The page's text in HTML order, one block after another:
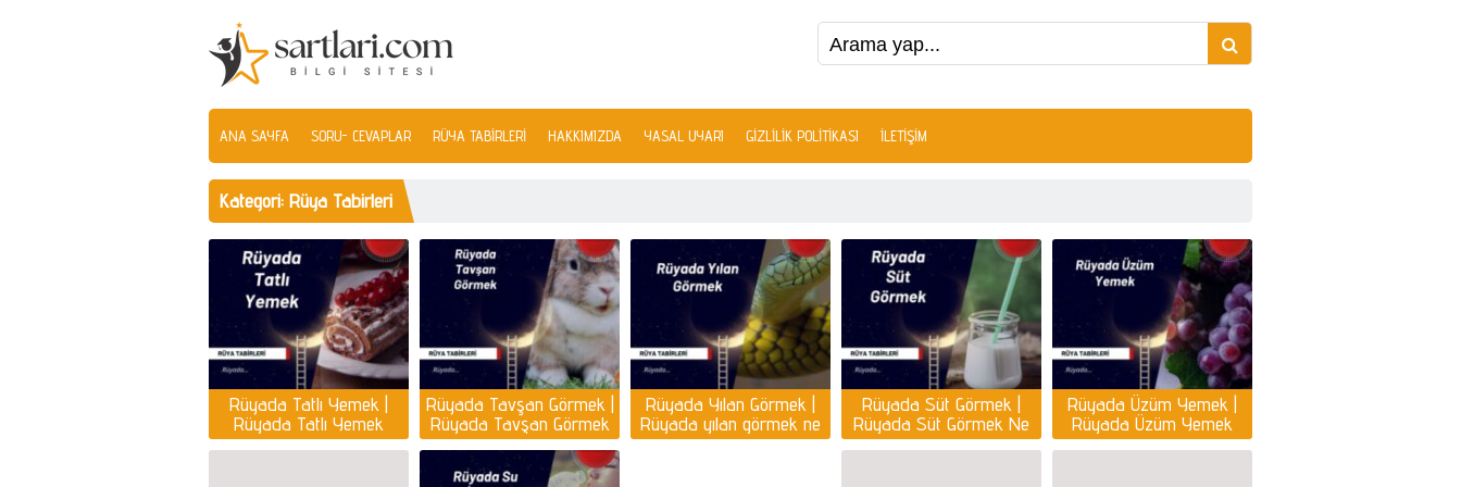
ANA SAYFA SORU- CEVAPLAR RÜYA TABIRLERI HAKKIMIZDA YASAL UYARI GIZLILIK POLITIKASI İLETIŞIM
Kategori: Rüya Tabirleri
Rüyada Tatlı Yemek |
Rüyada Tatlı Yemek
Nedir?
Rüyada Tavşan Görmek |
Rüyada Tavşan Görmek
Ne Anlama Gelir?
Rüyada Yılan Görmek |
Rüyada yılan görmek ne
anlama gelir?
Rüyada Süt Görmek |
Rüyada Süt Görmek Ne
Anlama Gelir?
Rüyada Üzüm Yemek |
Rüyada Üzüm Yemek
Görmek Ne Anlama